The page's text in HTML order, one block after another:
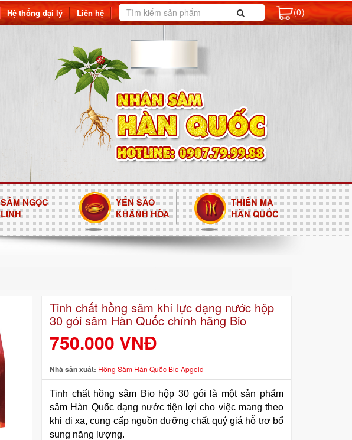
Hệ thống đại lý Liên hệ (0)
SÂM NGỌC
LINH
YẾN SÀO
KHÁNH HÒA
THIÊN MA
HÀN QUỐC
Tinh chất hồng sâm khí lực dạng nước hộp
30 gói sâm Hàn Quốc chính hãng Bio
750.000 VNĐ
Nhà sản xuất: Hồng Sâm Hàn Quốc Bio Apgold
Tinh chất hồng sâm Bio hộp 30 gói là một sản phẩm
sâm Hàn Quốc dạng nước tiện lợi cho việc mang theo
khi đi xa, cung cấp nguồn dưỡng chất quý giá hỗ trợ bổ
sung năng lượng.